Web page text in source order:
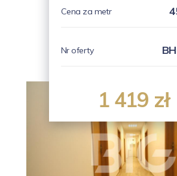
Cena za metr
Nr oferty
1 419 zł